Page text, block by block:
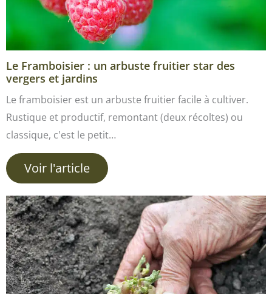
Le Framboisier : un arbuste fruitier star des
vergers et jardins
Le framboisier est un arbuste fruitier facile à cultiver.
Rustique et productif, remontant (deux récoltes) ou
classique, c'est le petit…
Voir l'article